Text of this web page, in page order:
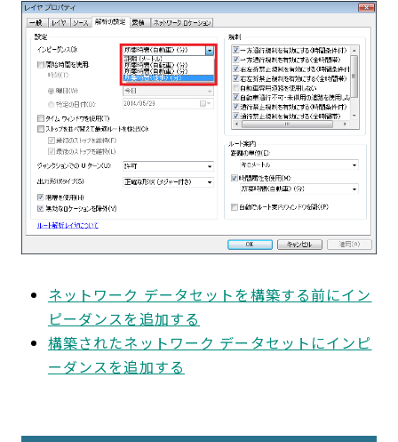
ネットワーク データセットを構築する前にイン
ピーダンスを追加する
構築されたネットワーク データセットにインピ
ーダンスを追加する